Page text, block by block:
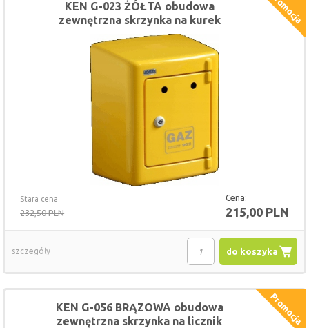
Stara cena
232,50 PLN
Cena:
215,00 PLN
KEN G-023 ŻÓŁTA obudowa
zewnętrzna skrzynka na kurek
gazowy 28 x 36 x 20
do koszyka
szczegóły
KEN G-056 BRĄZOWA obudowa
zewnętrzna skrzynka na licznik